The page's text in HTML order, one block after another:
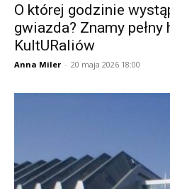
O której godzinie
gwiazda? Znamy pełny
KultURaliów
Anna Miler - 20 maja 2026 18:00